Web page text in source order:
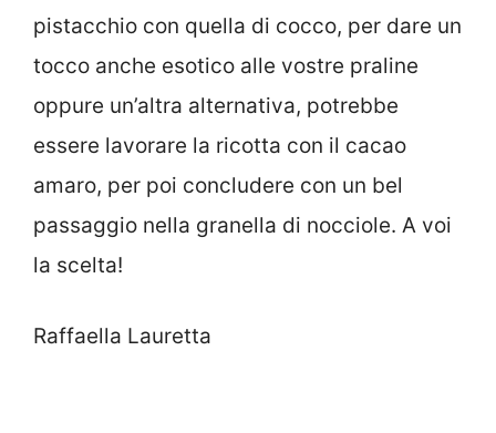
pistacchio con quella di cocco, per dare un
tocco anche esotico alle vostre praline
oppure un’altra alternativa, potrebbe
essere lavorare la ricotta con il cacao
amaro, per poi concludere con un bel
passaggio nella granella di nocciole. A voi
la scelta!
Raffaella Lauretta